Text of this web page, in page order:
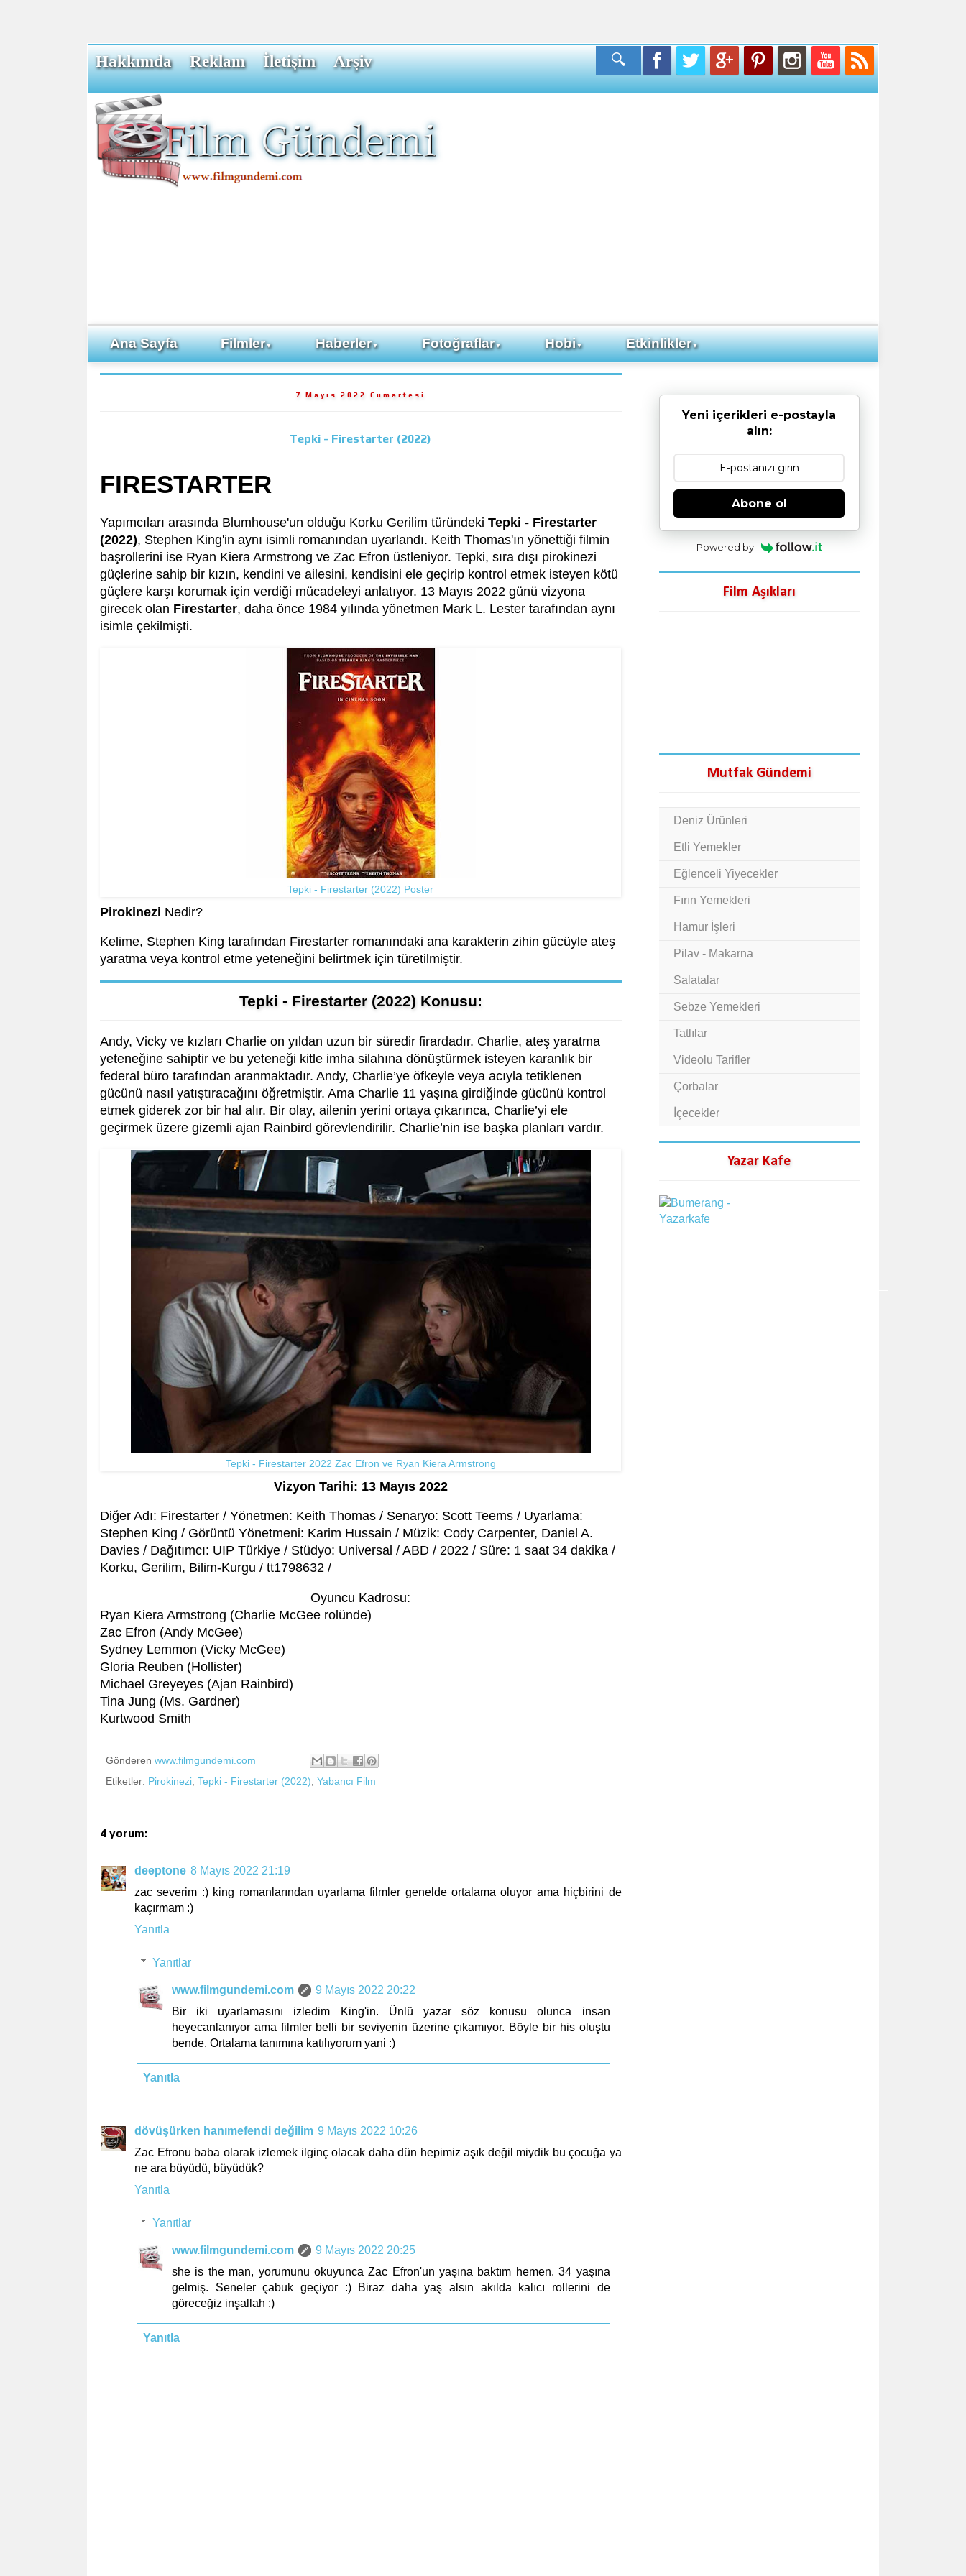
Hakkımda Reklam İletişim Arşiv
Ana Sayfa Filmler▼ Haberler▼ Fotoğraflar▼ Hobi▼ Etkinlikler▼
7 Mayıs 2022 Cumartesi
Tepki - Firestarter (2022)
FIRESTARTER
Yapımcıları arasında Blumhouse'un olduğu Korku Gerilim türündeki Tepki - Firestarter
(2022), Stephen King'in aynı isimli romanından uyarlandı. Keith Thomas'ın yönettiği filmin
başrollerini ise Ryan Kiera Armstrong ve Zac Efron üstleniyor. Tepki, sıra dışı pirokinezi
güçlerine sahip bir kızın, kendini ve ailesini, kendisini ele geçirip kontrol etmek isteyen kötü
güçlere karşı korumak için verdiği mücadeleyi anlatıyor. 13 Mayıs 2022 günü vizyona
girecek olan Firestarter, daha önce 1984 yılında yönetmen Mark L. Lester tarafından aynı
isimle çekilmişti.
Tepki - Firestarter (2022) Poster
Pirokinezi Nedir?
Kelime, Stephen King tarafından Firestarter romanındaki ana karakterin zihin gücüyle ateş
yaratma veya kontrol etme yeteneğini belirtmek için türetilmiştir.
Tepki - Firestarter (2022) Konusu:
Andy, Vicky ve kızları Charlie on yıldan uzun bir süredir firardadır. Charlie, ateş yaratma
yeteneğine sahiptir ve bu yeteneği kitle imha silahına dönüştürmek isteyen karanlık bir
federal büro tarafından aranmaktadır. Andy, Charlie’ye öfkeyle veya acıyla tetiklenen
gücünü nasıl yatıştıracağını öğretmiştir. Ama Charlie 11 yaşına girdiğinde gücünü kontrol
etmek giderek zor bir hal alır. Bir olay, ailenin yerini ortaya çıkarınca, Charlie’yi ele
geçirmek üzere gizemli ajan Rainbird görevlendirilir. Charlie’nin ise başka planları vardır.
Tepki - Firestarter 2022 Zac Efron ve Ryan Kiera Armstrong
Vizyon Tarihi: 13 Mayıs 2022
Diğer Adı: Firestarter / Yönetmen: Keith Thomas / Senaryo: Scott Teems / Uyarlama:
Stephen King / Görüntü Yönetmeni: Karim Hussain / Müzik: Cody Carpenter, Daniel A.
Davies / Dağıtımcı: UIP Türkiye / Stüdyo: Universal / ABD / 2022 / Süre: 1 saat 34 dakika /
Korku, Gerilim, Bilim-Kurgu / tt1798632 /
Oyuncu Kadrosu:
Ryan Kiera Armstrong (Charlie McGee rolünde)
Zac Efron (Andy McGee)
Sydney Lemmon (Vicky McGee)
Gloria Reuben (Hollister)
Michael Greyeyes (Ajan Rainbird)
Tina Jung (Ms. Gardner)
Kurtwood Smith
Gönderen www.filmgundemi.com
Etiketler: Pirokinezi Tepki - Firestarter (2022) Yabancı Film
4 yorum:
deeptone 8 Mayıs 2022 21:19
zac severim :) king romanlarından uyarlama filmler genelde ortalama oluyor ama hiçbirini de
kaçırmam :)
Yanıtla
Yanıtlar
www.filmgundemi.com
9 Mayıs 2022 20:22
Bir iki uyarlamasını izledim King'in. Ünlü yazar söz konusu olunca insan
heyecanlanıyor ama filmler belli bir seviyenin üzerine çıkamıyor. Böyle bir his oluştu
bende. Ortalama tanımına katılıyorum yani :)
Yanıtla
dövüşürken hanımefendi değilim 9 Mayıs 2022 10:26
Zac Efronu baba olarak izlemek ilginç olacak daha dün hepimiz aşık değil miydik bu çocuğa ya
ne ara büyüdü, büyüdük?
Yanıtla
Yanıtlar
www.filmgundemi.com
9 Mayıs 2022 20:25
she is the man, yorumunu okuyunca Zac Efron'un yaşına baktım hemen. 34 yaşına
gelmiş. Seneler çabuk geçiyor :) Biraz daha yaş alsın akılda kalıcı rollerini de
göreceğiz inşallah :)
Yanıtla
Yeni içerikleri e-postayla
alın:
Abone ol
Powered by
Film Aşıkları
Mutfak Gündemi
Deniz Ürünleri
Etli Yemekler
Eğlenceli Yiyecekler
Fırın Yemekleri
Hamur İşleri
Pilav - Makarna
Salatalar
Sebze Yemekleri
Tatlılar
Videolu Tarifler
Çorbalar
İçecekler
Yazar Kafe